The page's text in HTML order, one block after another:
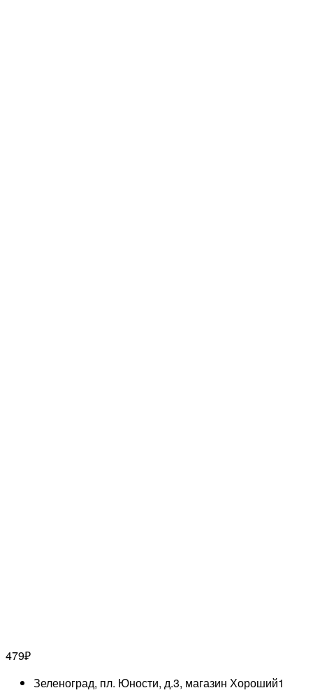
479₽
Зеленоград, пл. Юности, д.3, магазин Хороший1